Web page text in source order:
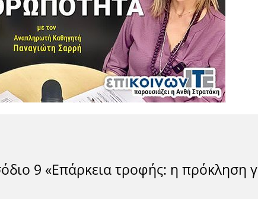
9 «Επάρκεια τροφής: η πρόκληση